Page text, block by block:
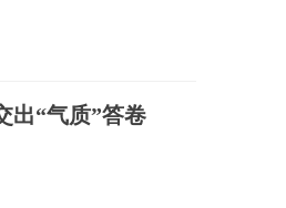
出“气质”答卷